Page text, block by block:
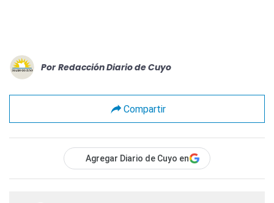
Por Redacción Diario de Cuyo
Compartir
Agregar Diario de Cuyo en